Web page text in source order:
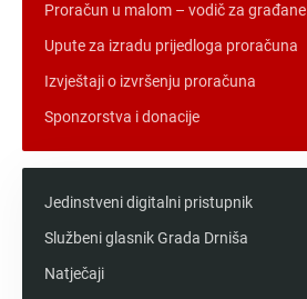
Proračun u malom – vodič za građane
Upute za izradu prijedloga proračuna
Izvještaji o izvršenju proračuna
Sponzorstva i donacije
Jedinstveni digitalni pristupnik
Službeni glasnik Grada Drniša
Natječaji